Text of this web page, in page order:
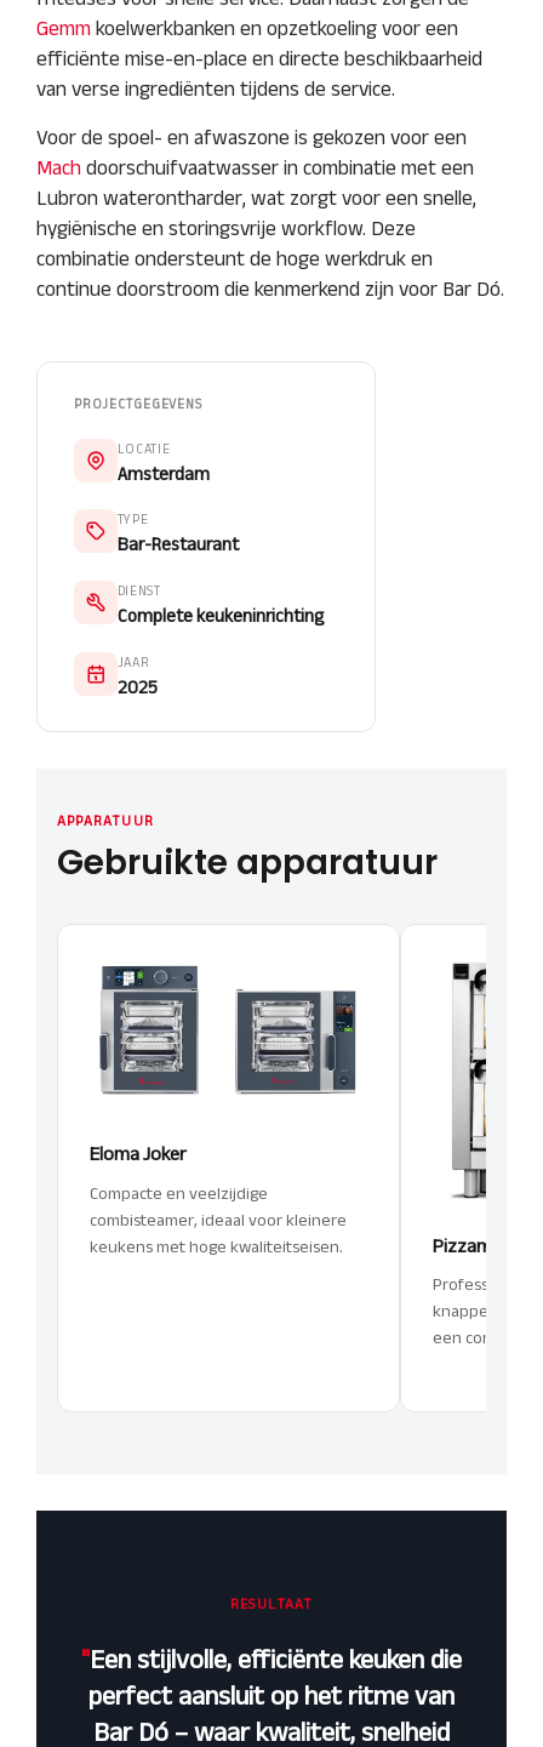
Gemm koelwerkbanken en opzetkoeling voor een
efficiënte mise-en-place en directe beschikbaarheid
van verse ingrediënten tijdens de service.
Voor de spoel- en afwaszone is gekozen voor een
Mach doorschuifvaatwasser in combinatie met een
Lubron waterontharder, wat zorgt voor een snelle,
hygiënische en storingsvrije workflow. Deze
combinatie ondersteunt de hoge werkdruk en
continue doorstroom die kenmerkend zijn voor Bar Dó.
PROJECTGEGEVENS
LOCATIE
Amsterdam
TYPE
Bar-Restaurant
DIENST
Complete keukeninrichting
JAAR
2025
APPARATUUR
Gebruikte apparatuur
Eloma Joker
Compacte en veelzijdige
combisteamer, ideaal voor kleinere
keukens met hoge kwaliteitseisen.
Pizzamaster
Professionele
knapperige,
een compact
RESULTAAT
"Een stijlvolle, efficiënte keuken die
perfect aansluit op het ritme van
Bar Dó – waar kwaliteit, snelheid